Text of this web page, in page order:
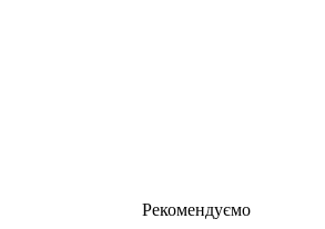
Рекомендуємо